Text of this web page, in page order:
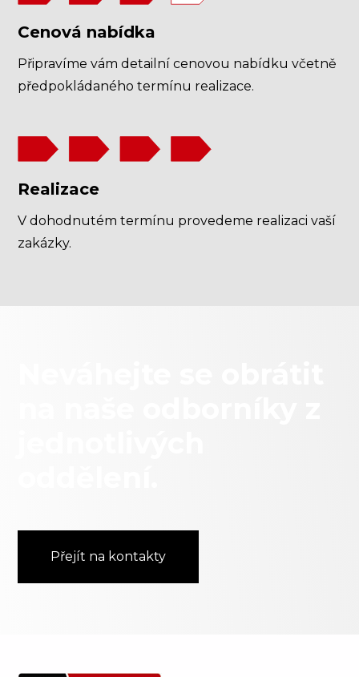
Cenová nabídka
Připravíme vám detailní cenovou nabídku včetně
předpokládaného termínu realizace.
Realizace
V dohodnutém termínu provedeme realizaci vaší
zakázky.
Přejít na kontakty